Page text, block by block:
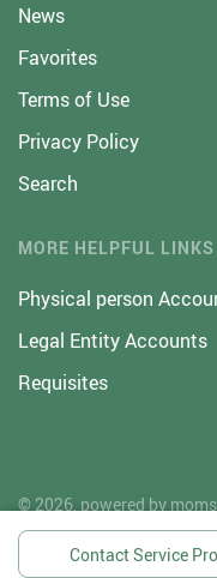
News
Favorites
Terms of Use
Privacy Policy
Search
MORE HELPFUL LINKS
Physical person
Legal Entity Accounts
Requisites
© 2026, powered by